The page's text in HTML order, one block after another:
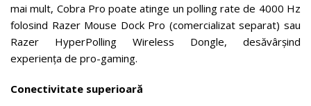
mai mult, Cobra Pro poate atinge un polling rate de 4000 Hz
folosind Razer Mouse Dock Pro (comercializat separat) sau
Razer HyperPolling Wireless Dongle, desăvârșind
experiența de pro-gaming.
Conectivitate superioară